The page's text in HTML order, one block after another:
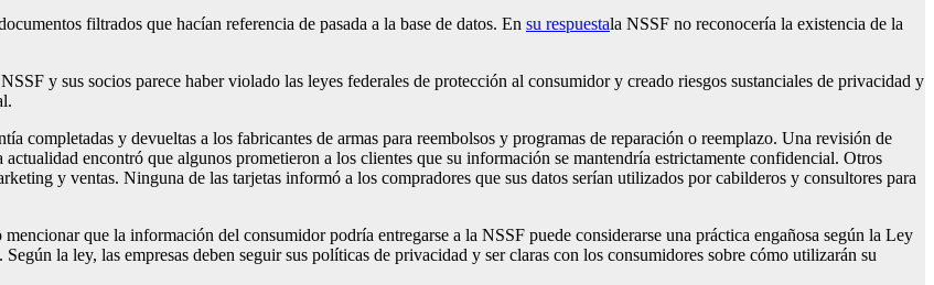
filtrados que hacían referencia de pasada a la base de datos. En su respuestala NSSF no reconocería la existencia de la
y sus socios parece haber violado las leyes federales de protección al consumidor y creado riesgos sustanciales de privacidad y
completadas y devueltas a los fabricantes de armas para reembolsos y programas de reparación o reemplazo. Una revisión de
encontró que algunos prometieron a los clientes que su información se mantendría estrictamente confidencial. Otros
y ventas. Ninguna de las tarjetas informó a los compradores que sus datos serían utilizados por cabilderos y consultores para
que la información del consumidor podría entregarse a la NSSF puede considerarse una práctica engañosa según la Ley
la ley, las empresas deben seguir sus políticas de privacidad y ser claras con los consumidores sobre cómo utilizarán su